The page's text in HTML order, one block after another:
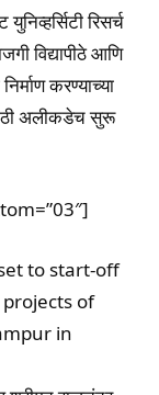
रिसर्च
विद्यापीठे आणि
करण्याच्या
अलीकडेच सुरू
to start-off
of
in